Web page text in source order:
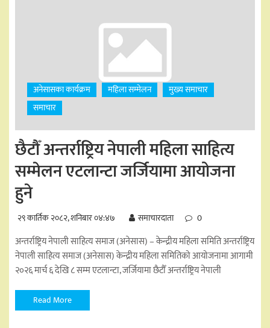
अनेसासका कार्यक्रम महिला सम्मेलन
मुख्य समाचार
समाचार
छैटौँ अन्तर्राष्ट्रिय नेपाली महिला साहित्य
सम्मेलन एटलान्टा जर्जियामा आयोजना
हुने
२९ कार्तिक २०८२, शनिबार ०४:४७ समाचारदाता 0
अन्तर्राष्ट्रिय नेपाली साहित्य समाज (अनेसास) – केन्द्रीय महिला समिति अन्तर्राष्ट्रिय
नेपाली साहित्य समाज (अनेसास) केन्द्रीय महिला समितिको आयोजनामा आगामी
२०२६ मार्च ६ देखि ८ सम्म एटलान्टा, जर्जियामा छैटौँ अन्तर्राष्ट्रिय नेपाली
Read More